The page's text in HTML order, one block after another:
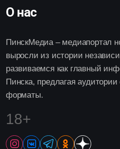
О нас
ПинскМедиа – медиапортал
выросли из истории
развиваемся как главный
Пинска, предлагая
форматы.
18+